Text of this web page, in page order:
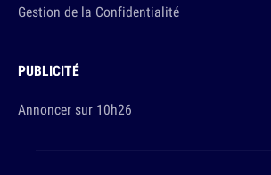
Gestion de la Confidentialité
PUBLICITÉ
Annoncer sur 10h26